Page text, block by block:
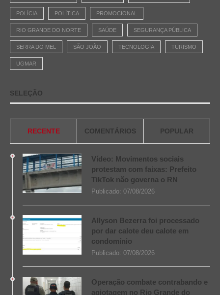
POLÍCIA POLÍTICA PROMOCIONAL
RIO GRANDE DO NORTE SAÚDE SEGURANÇA PÚBLICA
SERRA DO MEL SÃO JOÃO TECNOLOGIA TURISMO
UGMAR
SELEÇÃO
RECENTE COMENTÁRIOS POPULAR
Vídeo: Movimentos sociais
protestam com faixas: Prefeito
TikTok não governa o RN
Publicado: 07/08/2026
Allyson Bezerra foi processado
por dar calote deu calote em
condomínio
Publicado: 07/08/2026
Operação combate contrabando e
agiotagem no Rio Grande do